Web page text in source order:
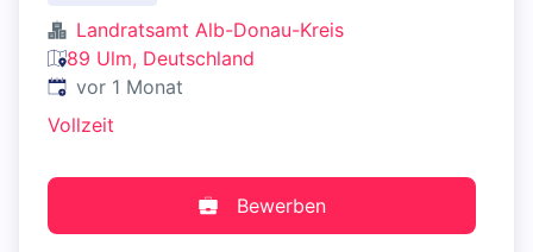
Landratsamt Alb-Donau-Kreis
89 Ulm, Deutschland
Veröffentlicht:
vor 1 Monat
Vollzeit
Bewerben